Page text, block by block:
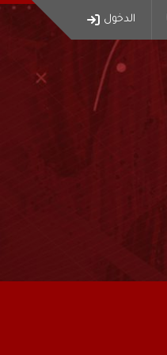
الدخول